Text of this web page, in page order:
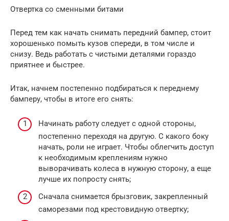
Отвертка со сменными битами
Перед тем как начать снимать передний бампер, стоит
хорошенько помыть кузов спереди, в том числе и
снизу. Ведь работать с чистыми деталями гораздо
приятнее и быстрее.
Итак, начнем постепенно подбираться к переднему
бамперу, чтобы в итоге его снять:
Начинать работу следует с одной стороны,
постепенно переходя на другую. С какого боку
начать, роли не играет. Чтобы облегчить доступ
к необходимым креплениям нужно
выворачивать колеса в нужную сторону, а еще
лучше их попросту снять;
Сначала снимается брызговик, закрепленный
саморезами под крестовидную отвертку;